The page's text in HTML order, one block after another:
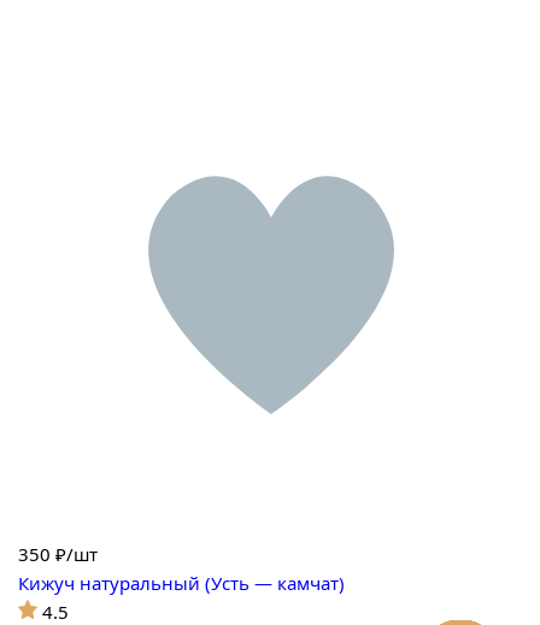
350 ₽/шт
Кижуч натуральный (Усть — камчат)
4.5